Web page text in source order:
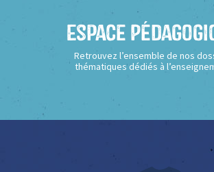
Espace
Retrouvez l’ensemble de nos
thématiques dédiés à